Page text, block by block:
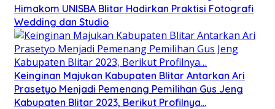
Himakom UNISBA Blitar Hadirkan Praktisi Fotografi
Wedding dan Studio
Keinginan Majukan Kabupaten Blitar Antarkan Ari
Prasetyo Menjadi Pemenang Pemilihan Gus Jeng
Kabupaten Blitar 2023, Berikut Profilnya…